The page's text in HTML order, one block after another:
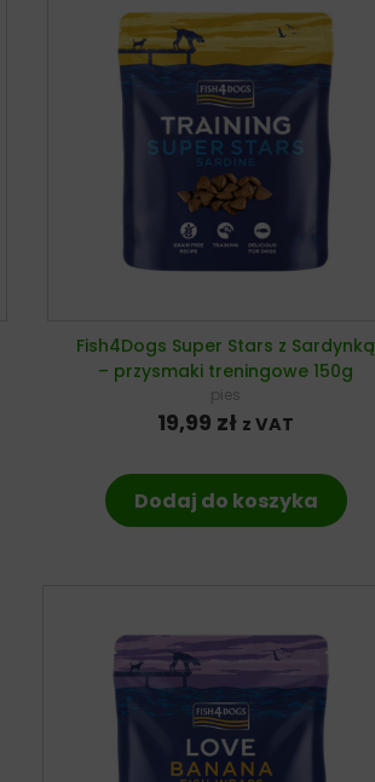
Fish4Dogs Super Stars z Sardynką
– przysmaki treningowe 150g
pies
19,99 zł z VAT
Dodaj do koszyka